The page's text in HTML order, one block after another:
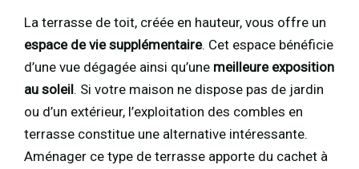
La terrasse de toit, créée en hauteur, vous offre un
espace de vie supplémentaire. Cet espace bénéficie
d’une vue dégagée ainsi qu’une meilleure exposition
au soleil. Si votre maison ne dispose pas de jardin
ou d’un extérieur, l’exploitation des combles en
terrasse constitue une alternative intéressante.
Aménager ce type de terrasse apporte du cachet à